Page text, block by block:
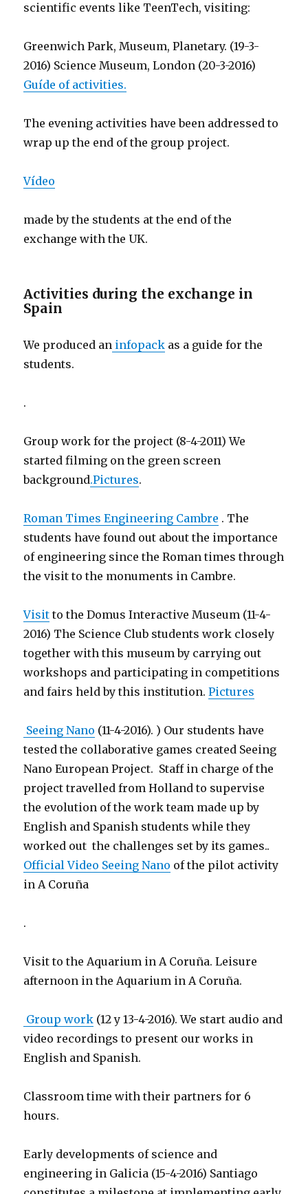
scientific events like TeenTech, visiting:
Greenwich Park, Museum, Planetary. (19-3-
2016) Science Museum, London (20-3-2016)
Guíde of activities.
The evening activities have been addressed to
wrap up the end of the group project.
Vídeo
made by the students at the end of the
exchange with the UK.
Activities during the exchange in
Spain
We produced an infopack as a guide for the
students.
.
Group work for the project (8-4-2011) We
started filming on the green screen
background.Pictures.
Roman Times Engineering Cambre . The
students have found out about the importance
of engineering since the Roman times through
the visit to the monuments in Cambre.
Visit to the Domus Interactive Museum (11-4-
2016) The Science Club students work closely
together with this museum by carrying out
workshops and participating in competitions
and fairs held by this institution.Pictures
Seeing Nano (11-4-2016). ) Our students have
tested the collaborative games created Seeing
Nano European Project. Staff in charge of the
project travelled from Holland to supervise
the evolution of the work team made up by
English and Spanish students while they
worked out the challenges set by its games..
Official Video Seeing Nano of the pilot activity
in A Coruña
.
Visit to the Aquarium in A Coruña. Leisure
afternoon in the Aquarium in A Coruña.
Group work (12 y 13-4-2016).We start audio and
video recordings to present our works in
English and Spanish.
Classroom time with their partners for 6
hours.
Early developments of science and
engineering in Galicia (15-4-2016) Santiago